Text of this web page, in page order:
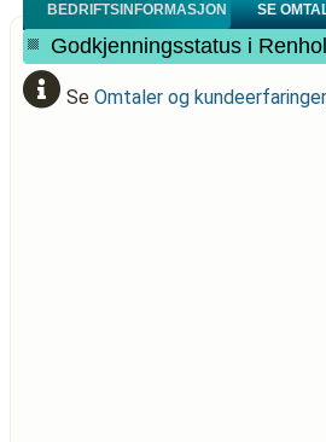
BEDRIFTSINFORMASJON SE
Godkjenningsstatus i
Se Omtaler og kundeerfaringer